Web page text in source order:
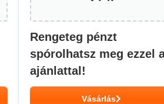
Rengeteg pénzt
spórolhatsz meg ezzel
ajánlattal!
Vásárlás